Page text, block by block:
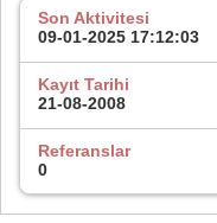
Son Aktivitesi
09-01-2025 17:12:03
Kayıt Tarihi
21-08-2008
Referanslar
0